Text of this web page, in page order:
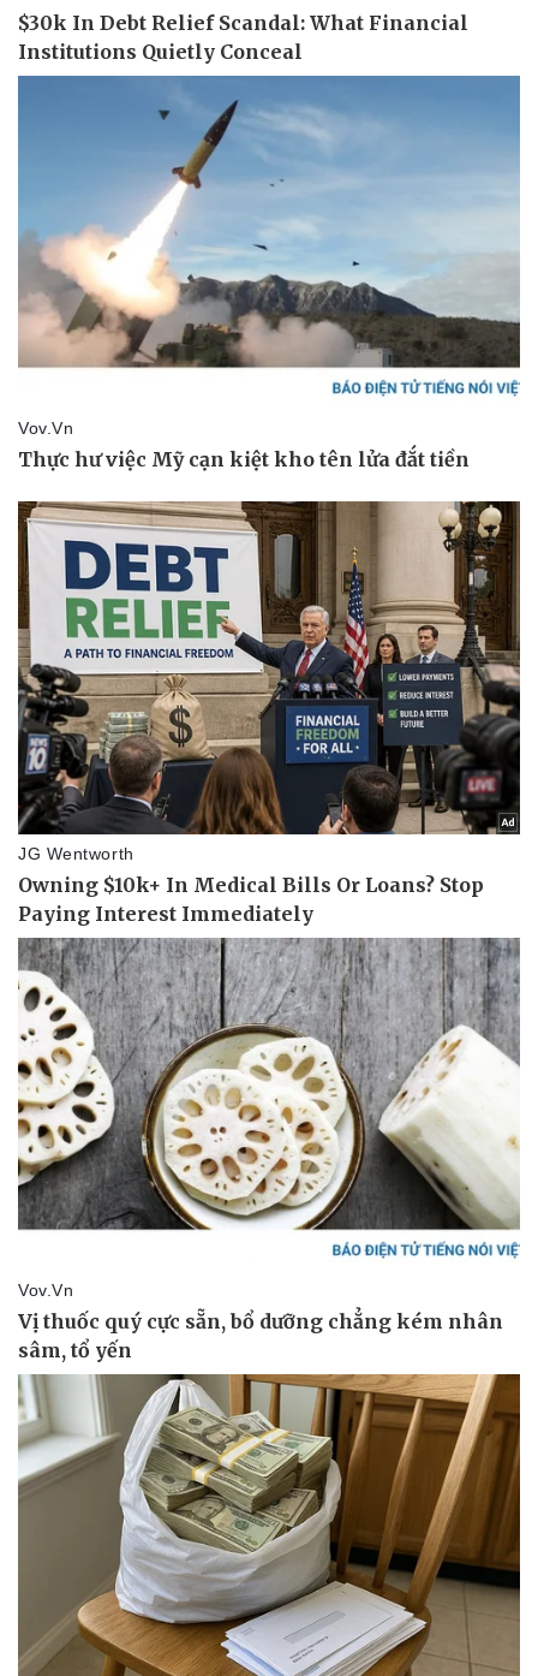
Pháp luật
Vụ án
Tin nóng
Tư vấn luật
Quân sự - Quốc phòng
Vũ khí
Việt Nam
Phân tích